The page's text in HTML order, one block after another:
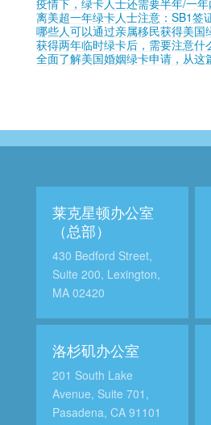
疫情下，绿卡人士还需要半年/一年
离美超一年绿卡人士注意：SB1签
哪些人可以通过亲属移民获得美国
获得两年临时绿卡后，需要注意什
全面了解美国婚姻绿卡申请，从这
莱克星顿办公室
（总部）
430 Bedford Street,
Suite 200, Lexington,
MA 02420
洛杉矶办公室
201 South Lake
Avenue, Suite 701,
Pasadena, CA 91101